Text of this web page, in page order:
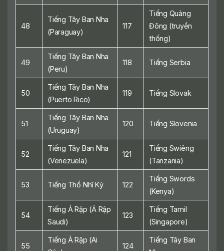
48
Tiếng Tây Ban Nha
(Paraguay)
117
Tiếng Quảng
Đông (truyền
thống)
49
Tiếng Tây Ban Nha
(Peru)
118 Tiếng Serbia
50
Tiếng Tây Ban Nha
(Puerto Rico)
119 Tiếng Slovak
51
Tiếng Tây Ban Nha
(Uruguay)
120 Tiếng Slovenia
52
Tiếng Tây Ban Nha
(Venezuela)
121
Tiếng Swiêng
(Tanzania)
53 Tiếng Thổ Nhĩ Kỳ 122
Tiếng Swords
(Kenya)
54
Tiếng Ả Rập (Ả Rập
Saudi)
123
Tiếng Tamil
(Singapore)
55
Tiếng Ả Rập (Ai
124
Tiếng Tây Ban